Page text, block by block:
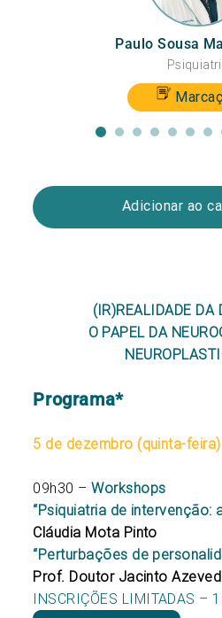
Paulo Sousa
Adicionar ao
(IR)REALIDADE DA
O PAPEL DA
Programa*
5 de dezembro (quinta-feira)
09h30 –Workshops
“Psiquiatria de intervenção:
Cláudia Mota Pinto
“Perturbações de
Prof. Doutor Jacinto
INSCRIÇÕES LIMITADAS –